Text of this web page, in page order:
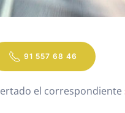
91 557 68 46
el correspondiente